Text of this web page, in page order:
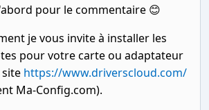
pour le commentaire 😊
je vous invite à installer les
pour votre carte ou adaptateur
site https://www.driverscloud.com/
Ma-Config.com).